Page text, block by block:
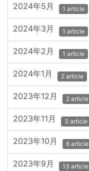
2024年5月 1 article
2024年3月 1 article
2024年2月 1 article
2024年1月 2 article
2023年12月 2 article
2023年11月 3 article
2023年10月 6 article
2023年9月 13 article